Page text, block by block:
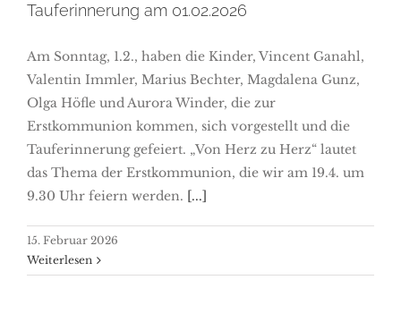
Tauferinnerung am 01.02.2026
Am Sonntag, 1.2., haben die Kinder, Vincent Ganahl,
Valentin Immler, Marius Bechter, Magdalena Gunz,
Olga Höfle und Aurora Winder, die zur
Erstkommunion kommen, sich vorgestellt und die
Tauferinnerung gefeiert. „Von Herz zu Herz“ lautet
das Thema der Erstkommunion, die wir am 19.4. um
9.30 Uhr feiern werden. [...]
15. Februar 2026
Weiterlesen